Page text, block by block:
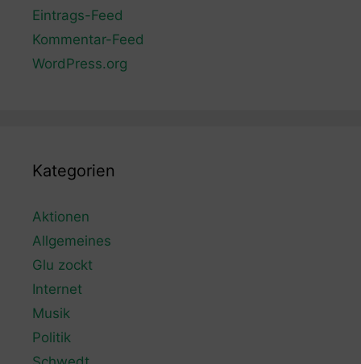
Eintrags-Feed
Kommentar-Feed
WordPress.org
Kategorien
Aktionen
Allgemeines
Glu zockt
Internet
Musik
Politik